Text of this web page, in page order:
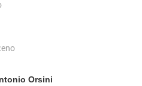
Orsini